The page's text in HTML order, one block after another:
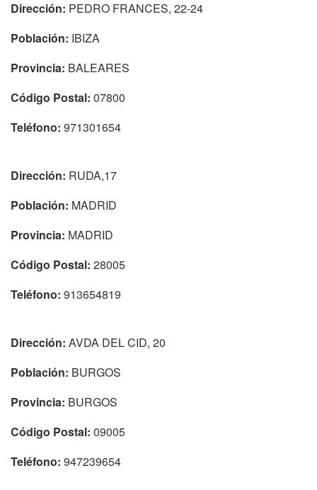
Dirección: PEDRO FRANCES, 22-24
Población: IBIZA
Provincia: BALEARES
Código Postal: 07800
Teléfono: 971301654
Dirección: RUDA,17
Población: MADRID
Provincia: MADRID
Código Postal: 28005
Teléfono: 913654819
Dirección: AVDA DEL CID, 20
Población: BURGOS
Provincia: BURGOS
Código Postal: 09005
Teléfono: 947239654